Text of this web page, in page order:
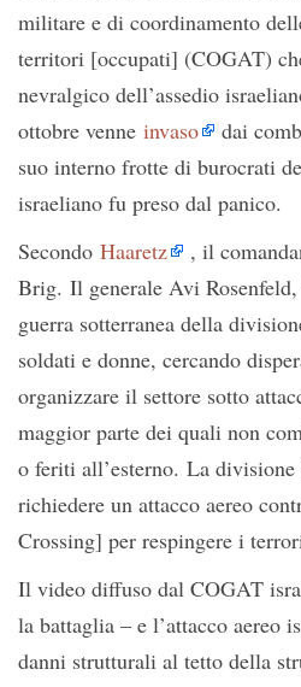
militare e di coordinamento
territori [occupati] (COGAT)
nevralgico dell’assedio
ottobre venne invaso
dai
suo interno frotte di burocrati
israeliano fu preso dal panico.
Secondo Haaretz
, il
Brig. Il generale Avi
guerra sotterranea della
soldati e donne, cercando
organizzare il settore sotto
maggior parte dei quali non
o feriti all’esterno. La divisione
richiedere un attacco aereo
Crossing] per respingere i
Il video diffuso dal COGAT
la battaglia – e l’attacco aereo
danni strutturali al tetto della